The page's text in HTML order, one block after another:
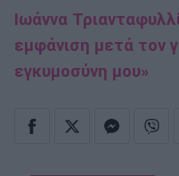
Ιωάννα
εμφάνιση μετά τον
εγκυμοσύνη μου»